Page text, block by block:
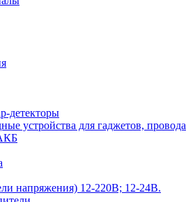
детекторы
устройства для гаджетов, провода
напряжения) 12-220В; 12-24В.